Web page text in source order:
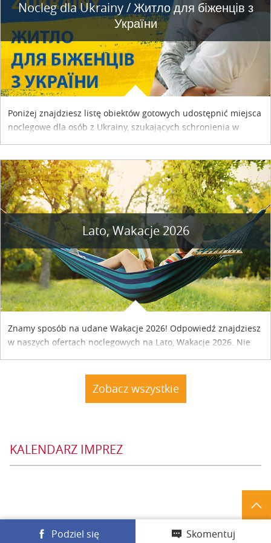
Nocleg dla Ukrainy / Житло для бiженцiв з
України
Poniżej znajdziesz listę obiektów gotowych udostępnić miejsca
noclegowe dla osób z Ukrainy, szukających schronienia w
Lato, Wakacje 2026
Znamy sposób na udane Wakacje 2026! Odpowiedź znajdziesz
w naszych ofertach noclegowych na Lato, Wakacje 2026. Nie
Zobacz wszystkie
KALENDARZ IMPREZ
Podziel się Skomentuj